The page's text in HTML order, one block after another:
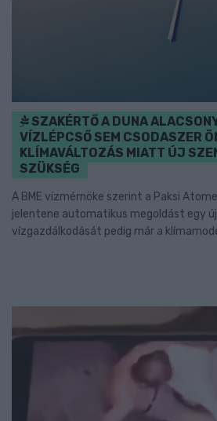
SZAKÉRTŐ A DUNA
VÍZLÉPCSŐ SEM CSODASZER
KLÍMAVÁLTOZÁS MIATT ÚJ
SZÜKSÉG
A BME vízmérnöke szerint a Paksi
jelentene automatikus megoldást egy
vízgazdálkodását pedig már a